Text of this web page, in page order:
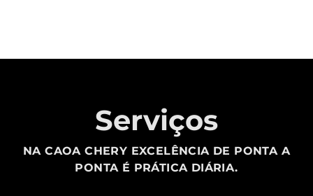
Serviços
NA CAOA CHERY EXCELÊNCIA DE PONTA A
PONTA É PRÁTICA DIÁRIA.